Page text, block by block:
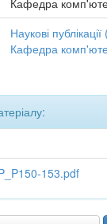
Кафедра
Наукові публікації
Кафедра
153.pdf